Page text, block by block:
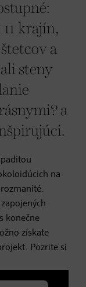
krajín,
a
steny
a
na
konečne
získate
Pozrite si